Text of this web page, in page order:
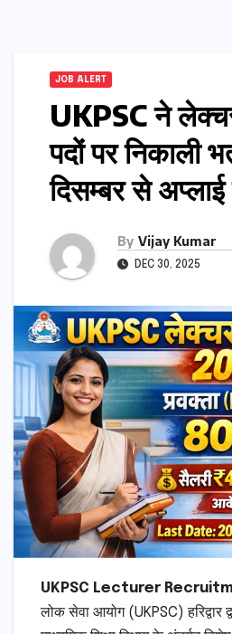
JOB ALERT
UKPSC ने
पदों पर निकाली
दिसम्बर से
By Vijay Kumar
DEC 30, 2025
UKPSC Lecturer
लोक सेवा आयोग (UKPSC) हरिद्वार